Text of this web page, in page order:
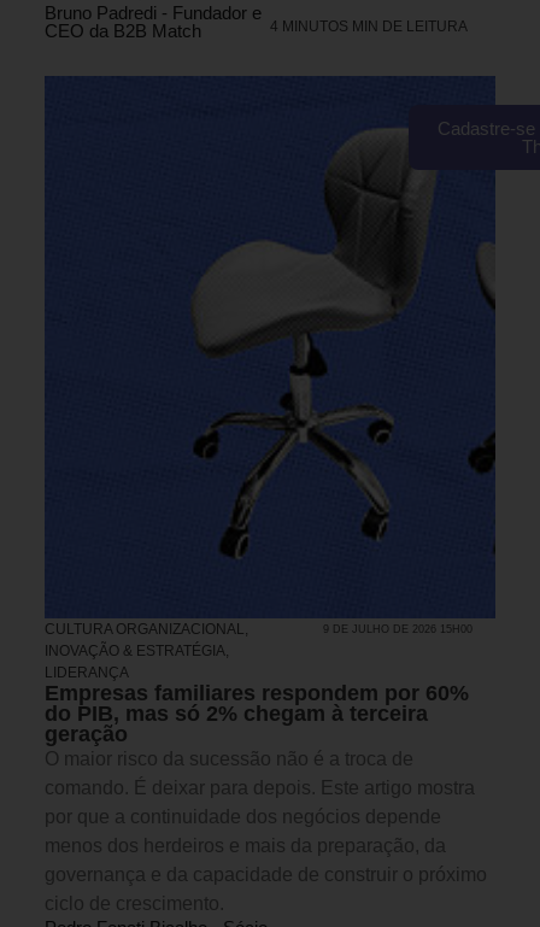
Bruno Padredi - Fundador e
CEO da B2B Match
4 MINUTOS MIN DE LEITURA
CULTURA ORGANIZACIONAL,
INOVAÇÃO & ESTRATÉGIA,
LIDERANÇA
9 DE JULHO DE 2026 15H00
Empresas familiares respondem por 60%
do PIB, mas só 2% chegam à terceira
geração
O maior risco da sucessão não é a troca de
comando. É deixar para depois. Este artigo mostra
por que a continuidade dos negócios depende
menos dos herdeiros e mais da preparação, da
governança e da capacidade de construir o próximo
ciclo de crescimento.
Cadastre-